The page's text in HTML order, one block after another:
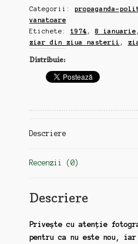
Categorii: propaganda-
vanatoare
Etichete: 1974 ,8 ianuarie
ziar din ziua nasterii ,
Distribuie:
Descriere
Recenzii (0)
Descriere
Privește cu atenție
pentru ca nu este nou, iar